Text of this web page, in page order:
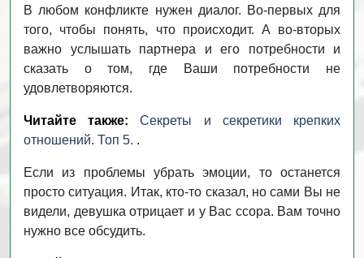
В любом конфликте нужен диалог. Во-первых для
того, чтобы понять, что происходит. А во-вторых
важно услышать партнера и его потребности и
сказать о том, где Ваши потребности не
удовлетворяются.
Читайте также:
Секреты и секретики крепких
отношений. Топ 5. .
Если из проблемы убрать эмоции, то останется
просто ситуация. Итак, кто-то сказал, но сами Вы не
видели, девушка отрицает и у Вас ссора. Вам точно
нужно все обсудить.